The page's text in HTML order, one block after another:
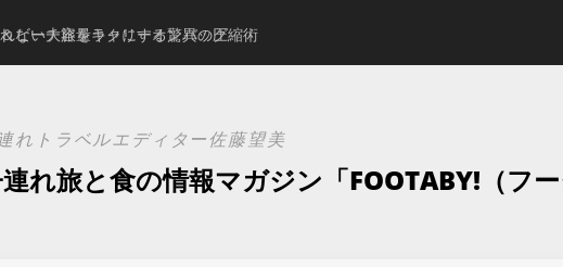
ない大容量キャリーオンバッグ
ビーチ旅をラクにする驚異の圧縮術 スタジオアリスの新ブランド「
れトラベルエディター佐藤望美
れ旅と食の情報マガジン「FOOTABY!（フー